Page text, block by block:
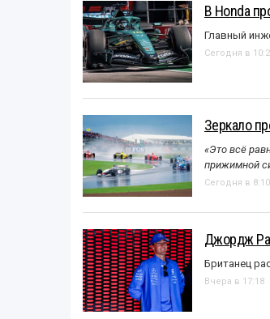
В Honda
Главный
Сегодня в
Зеркало
«Это всё
прижимной
Сегодня в 8:10
Джордж
Британец
Вчера в 17:18